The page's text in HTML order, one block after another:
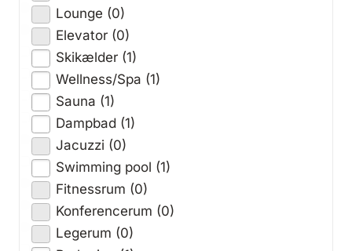
Lounge (0)
Elevator (0)
Skikælder (1)
Wellness/Spa (1)
Sauna (1)
Dampbad (1)
Jacuzzi (0)
Swimming pool (1)
Fitnessrum (0)
Konferencerum (0)
Legerum (0)